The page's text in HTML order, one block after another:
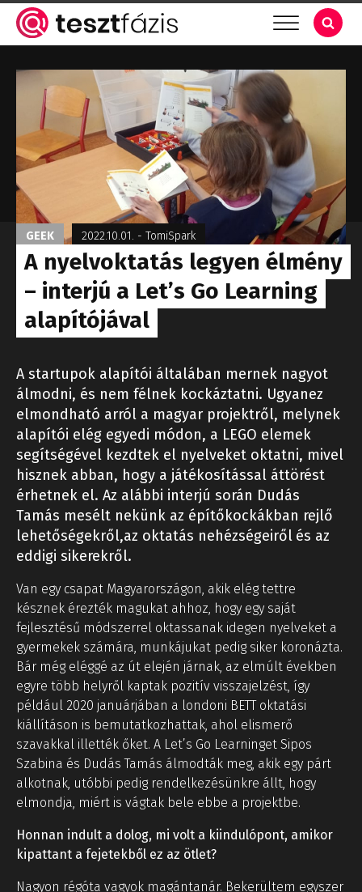
GEEK 2022.10.01. - TomiSpark
A nyelvoktatás legyen élmény
– interjú a Let’s Go Learning
alapítójával
A startupok alapítói általában mernek nagyot
álmodni, és nem félnek kockáztatni. Ugyanez
elmondható arról a magyar projektről, melynek
alapítói elég egyedi módon, a LEGO elemek
segítségével kezdtek el nyelveket oktatni, mivel
hisznek abban, hogy a játékosítással áttörést
érhetnek el. Az alábbi interjú során Dudás
Tamás mesélt nekünk az építőkockákban rejlő
lehetőségekről,az oktatás nehézségeiről és az
eddigi sikerekről.
Van egy csapat Magyarországon, akik elég tettre
késznek érezték magukat ahhoz, hogy egy saját
fejlesztésű módszerrel oktassanak idegen nyelveket a
gyermekek számára, munkájukat pedig siker koronázta.
Bár még eléggé az út elején járnak, az elmúlt években
egyre több helyről kaptak pozitív visszajelzést, így
például 2020 januárjában a londoni BETT oktatási
kiállításon is bemutatkozhattak, ahol elismerő
szavakkal illették őket. A Let’s Go Learninget Sipos
Szabina és Dudás Tamás álmodták meg, akik egy párt
alkotnak, utóbbi pedig rendelkezésünkre állt, hogy
elmondja, miért is vágtak bele ebbe a projektbe.
Honnan indult a dolog, mi volt a kiindulópont, amikor
kipattant a fejetekből ez az ötlet?
Nagyon régóta vagyok magántanár. Bekerültem egyszer